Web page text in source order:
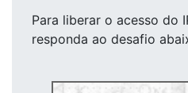
Para liberar o acesso do
responda ao desafio